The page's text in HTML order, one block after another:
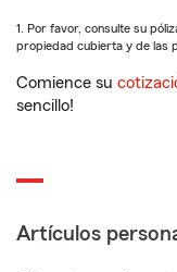
1. Por favor, consulte su
propiedad cubierta y de las
Comience su
sencillo!
Artículos